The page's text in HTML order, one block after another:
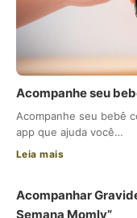
Acompanhe seu
Acompanhe seu bebê
app que ajuda você…
Leia mais
Acompanhar
Semana Momly”